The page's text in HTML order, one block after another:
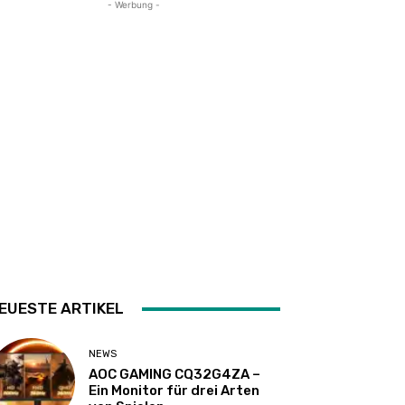
- Werbung -
ARTIKEL
NEWS
AOC GAMING CQ32G4ZA –
Ein Monitor für drei Arten